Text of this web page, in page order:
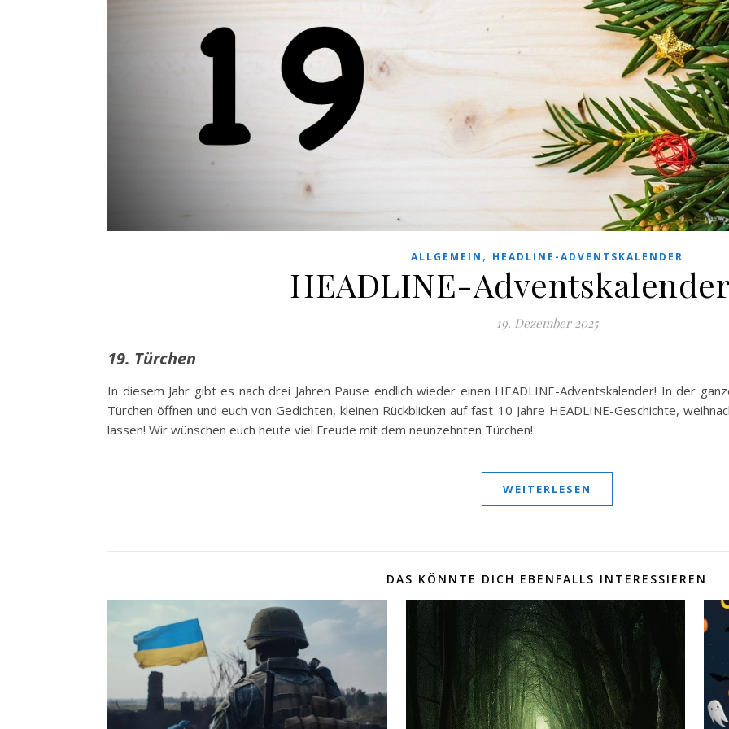
ALLGEMEIN , HEADLINE-ADVENTSKALENDER
HEADLINE-
19. Dezember 2025
19. Türchen
In diesem Jahr gibt es nach drei Jahren Pause endlich wieder einen HEADLINE-Adventskalender! In der
Türchen öffnen und euch von Gedichten, kleinen Rückblicken auf fast 10 Jahre HEADLINE-Geschichte,
lassen! Wir wünschen euch heute viel Freude mit dem neunzehnten Türchen!
WEITERLESEN
DAS KÖNNTE DICH EBENFALLS INTERESSIEREN